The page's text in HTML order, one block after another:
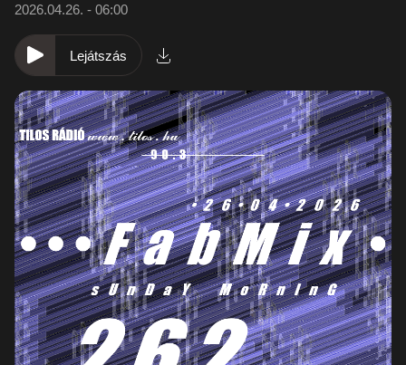
2026.04.26. - 06:00
Lejátszás